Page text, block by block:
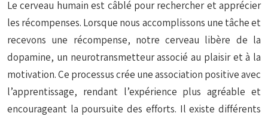
Le cerveau humain est câblé pour rechercher et apprécier
les récompenses. Lorsque nous accomplissons une tâche et
recevons une récompense, notre cerveau libère de la
dopamine, un neurotransmetteur associé au plaisir et à la
motivation. Ce processus crée une association positive avec
l’apprentissage, rendant l’expérience plus agréable et
encourageant la poursuite des efforts. Il existe différents